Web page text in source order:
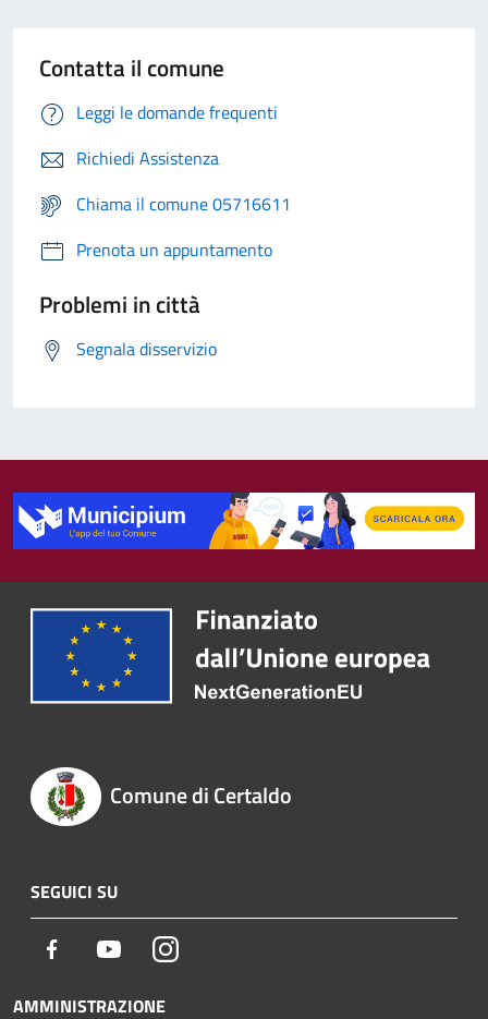
Contatta il comune
Leggi le domande frequenti
Richiedi Assistenza
Chiama il comune 05716611
Prenota un appuntamento
Problemi in città
Segnala disservizio
Comune di Certaldo
SEGUICI SU
Facebook YoutubeInstagram
AMMINISTRAZIONE